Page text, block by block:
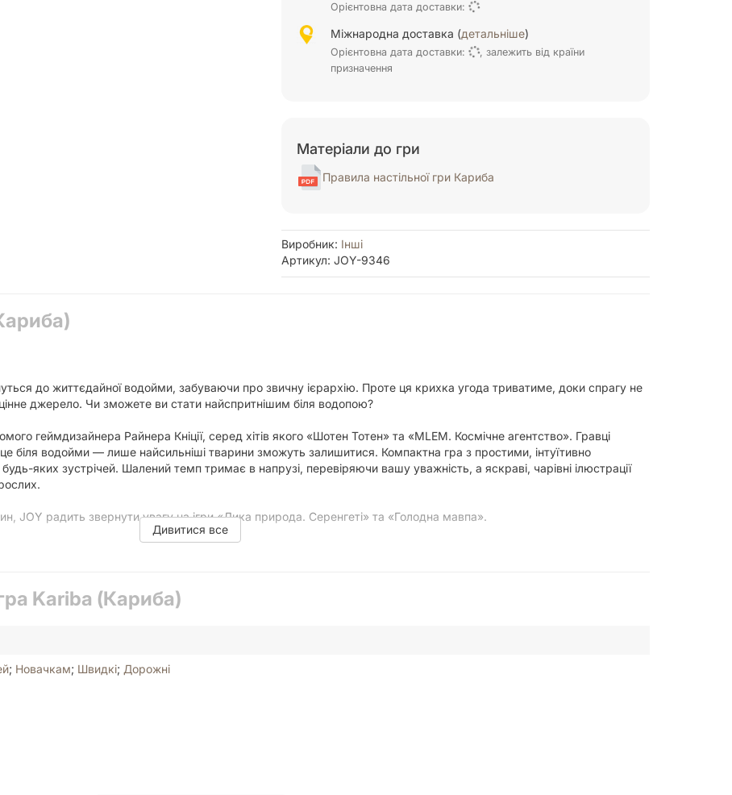
Орієнтовна дата доставки:
Міжнародна доставка (детальніше)
Орієнтовна дата доставки:
, залежить від країни
призначення
Матеріали до гри
Правила настільної гри Кариба
Виробник: Інші
Артикул: JOY-9346
до життєдайної водойми, забуваючи про звичну ієрархію. Проте ця крихка угода триватиме, доки спрагу не
джерело. Чи зможете ви стати найспритнішим біля водопою?
геймдизайнера Райнера Кніції, серед хітів якого «Шотен Тотен» та «MLEM. Космічне агентство». Гравці
біля водойми — лише найсильніші тварини зможуть залишитися. Компактна гра з простими, інтуїтивно
яких зустрічей. Шалений темп тримає в напрузі, перевіряючи вашу уважність, а яскраві, чарівні ілюстрації
JOY радить звернути увагу на ігри «Дика природа. Серенгеті» та «Голодна мавпа».
Дивитися все
Kariba (Кариба)
; Новачкам; Швидкі; Дорожні